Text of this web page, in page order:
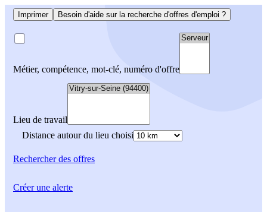
Imprimer Besoin d'aide sur la recherche d'offres d'emploi ?
Métier, compétence, mot-clé, numéro d'offre
Lieu de travail
Distance autour du lieu choisi
Rechercherdes offres
Créer une alerte